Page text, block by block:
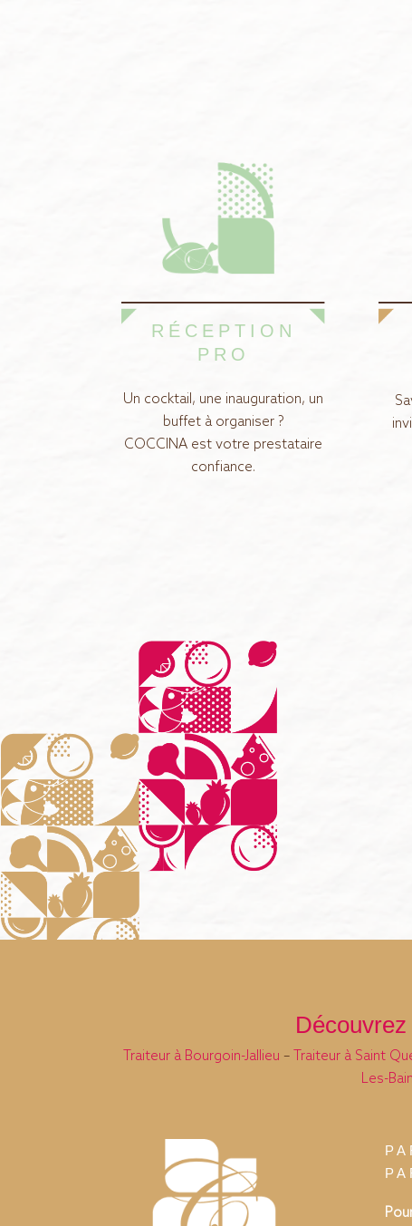
RÉCEPTION
PRO
Un cocktail, une inauguration, un
buffet à organiser ?
COCCINA est votre prestataire
confiance.
Traiteur à Bourgoin-Jallieu – Traiteur à Saint
Les-